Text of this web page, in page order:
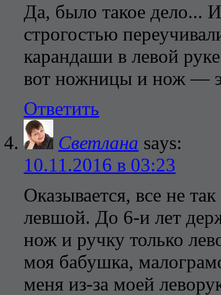
Да, было такое дело...
строгостью
карандаши в левой
вот ножницы и нож —
Ответить
Светлана says:
10.11.2016 в 03:23
Оказывается, все не
левшой. До 6-и лет
нож и ручку только
моя бабушка,
меня из-за моей